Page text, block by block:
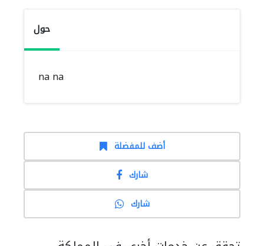
حول
na na
أضف للمفضلة
شارك
شارك